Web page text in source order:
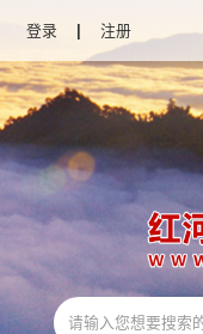
登录 | 注册